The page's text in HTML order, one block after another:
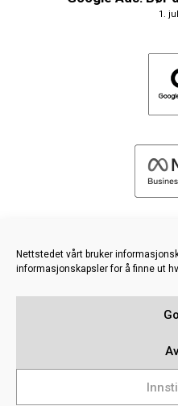
Nettstedet vårt bruker
informasjonskapsler for å finne ut
1.
2026 FRESH PIES LTD -